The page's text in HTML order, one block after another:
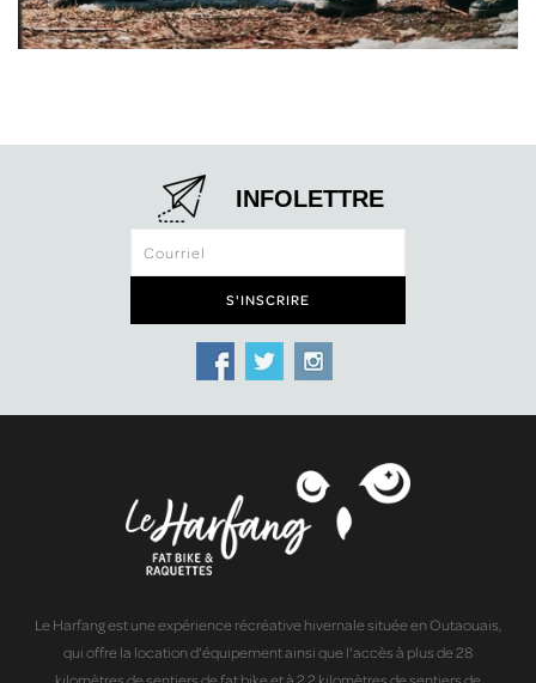
INFOLETTRE
Le Harfang est une expérience récréative hivernale située en Outaouais,
qui offre la location d'équipement ainsi que l'accès à plus de 28